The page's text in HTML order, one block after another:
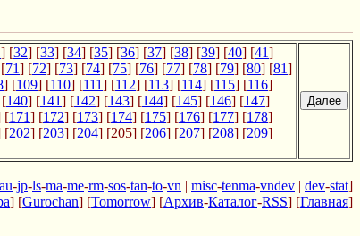
] [32] [33] [34] [35] [36] [37] [38] [39] [40] [41]
71] [72] [73] [74] [75] [76] [77] [78] [79] [80] [81]
] [109] [110] [111] [112] [113] [114] [115] [116]
140] [141] [142] [143] [144] [145] [146] [147]
[171] [172] [173] [174] [175] [176] [177] [178]
[202] [203] [204] [205] [206] [207] [208] [209]
-jp-ls-ma-me-rm-sos-tan-to-vn | misc-tenma-vndev | dev-stat]
] [Gurochan] [Tomorrow] [Архив-Каталог-RSS] [Главная]